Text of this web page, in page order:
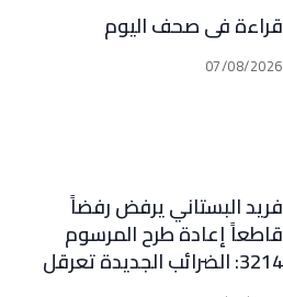
قراءة في صحف اليوم
07/08/2026
فريد البستاني يرفض رفضاً
قاطعاً إعادة طرح المرسوم
3214: الضرائب الجديدة تعرقل
التعافي الاقتصادي وتناقض